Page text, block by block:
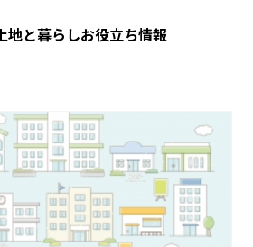
地と暮らしお役立ち情報